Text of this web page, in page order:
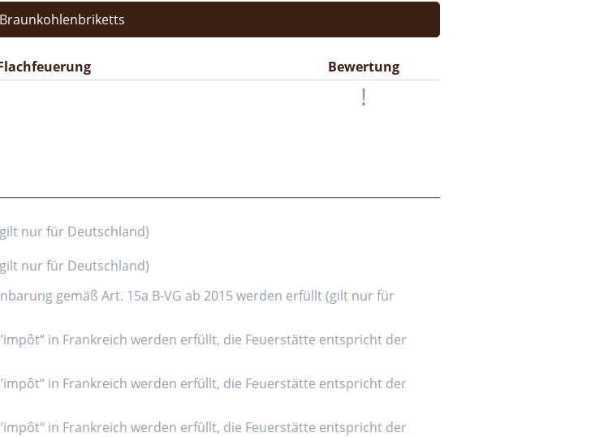
Bewertung
nur für Deutschland)
nur für Deutschland)
gemäß Art. 15a B-VG ab 2015 werden erfüllt (gilt nur für
in Frankreich werden erfüllt, die Feuerstätte entspricht der
in Frankreich werden erfüllt, die Feuerstätte entspricht der
in Frankreich werden erfüllt, die Feuerstätte entspricht der